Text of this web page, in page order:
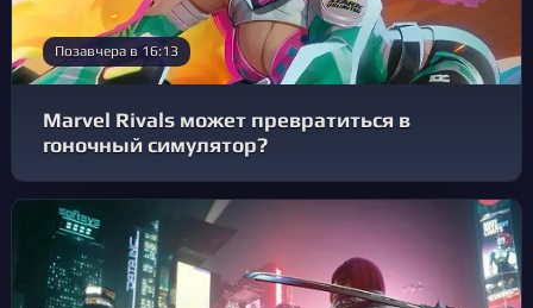
Позавчера в 16:13
Marvel Rivals может превратиться в
гоночный симулятор?